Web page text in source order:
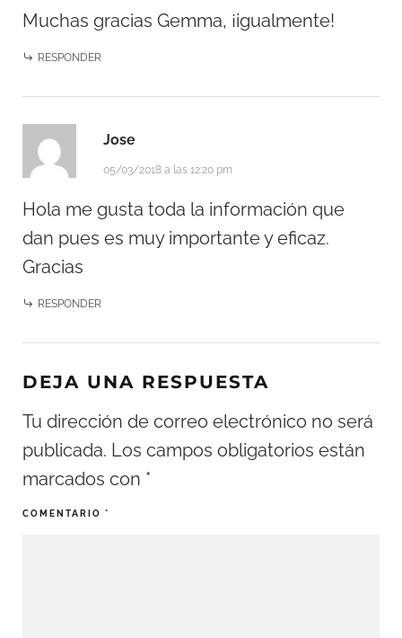
Muchas gracias Gemma, ¡igualmente!
RESPONDER
Jose
05/03/2018 a las 12:20 pm
Hola me gusta toda la información que
dan pues es muy importante y eficaz.
Gracias
RESPONDER
DEJA UNA RESPUESTA
Tu dirección de correo electrónico no será
publicada. Los campos obligatorios están
marcados con *
COMENTARIO *